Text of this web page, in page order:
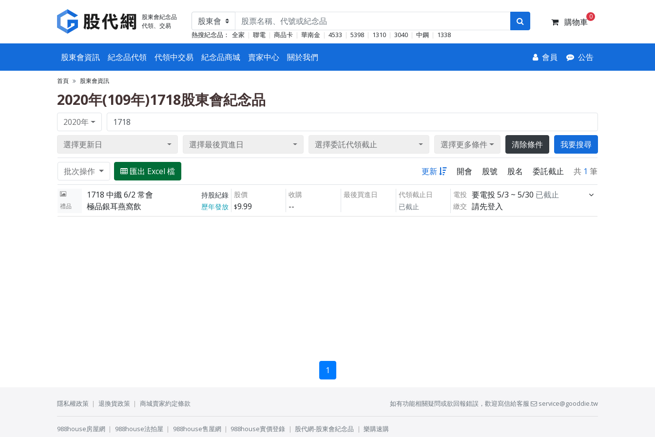
股東會紀念品
代領、交易
熱搜紀念品： 全家 聯電 商品卡 華南金 4533 5398 1310 3040 中鋼 1338
購物車
0
股東會資訊 紀念品代領 代領中交易 紀念品商城 賣家中心 關於我們 會員 公告
首頁 股東會資訊
2020年(109年)1718股東會紀念品
2020年
選擇更新日 選擇最後買進日 選擇委託代領截止 選擇更多條件 清除條件 我要搜尋
批次操作 匯出 Excel 檔 更新 開會 股號 股名 委託截止 共 1 筆
禮品
1718 中纖 6/2 常會 持股紀錄
極品銀耳燕窩飲 歷年發放
股價
9.99
收購
--
最後買進日
代領截止日
已截止
電投 要電投 5/3 ~ 5/30 已截止
繳交 請先登入
1
隱私權政策 退換貨政策 商城賣家約定條款 如有功能相關疑問或欲回報錯誤，歡迎寫信給客服 service@gooddie.tw
988house房屋網 988house法拍屋 988house售屋網 988house實價登錄 股代網-股東會紀念品 樂購速購